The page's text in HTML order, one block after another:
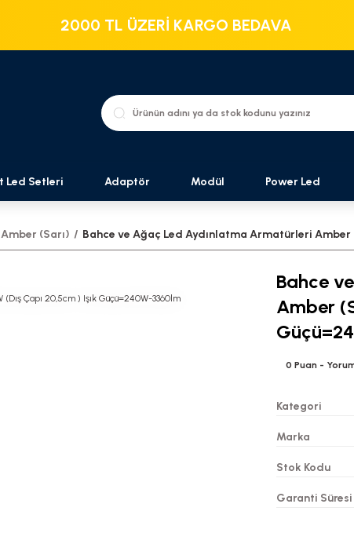
2000 TL ÜZERİ KARGO BEDAVA
Led Setleri Adaptör Modül Power Led
Amber (Sarı) Bahce ve Ağaç Led Aydınlatma Armatürleri Amber
Bahce
Amber
0 Puan -
Kategori
Marka
Stok Kodu
Garanti Süresi